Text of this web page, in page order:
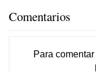
Comentarios
Para